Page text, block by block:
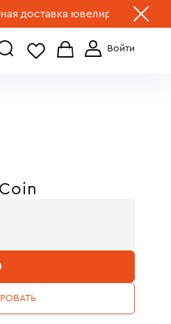
ювелирных изделий по
+7 (499) 519-00-00